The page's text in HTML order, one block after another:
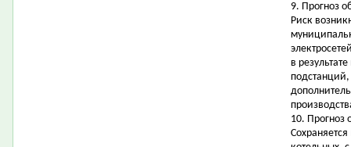
9. Прогноз
Риск
в
10. Прогноз